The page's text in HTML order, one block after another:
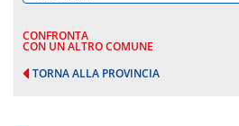
CONFRONTA
CON UN ALTRO COMUNE
TORNA ALLA PROVINCIA